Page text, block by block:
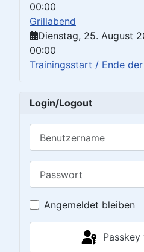
00:00
Grillabend
Dienstag, 25. August
00:00
Trainingsstart / Ende
Login/Logout
Angemeldet bleiben